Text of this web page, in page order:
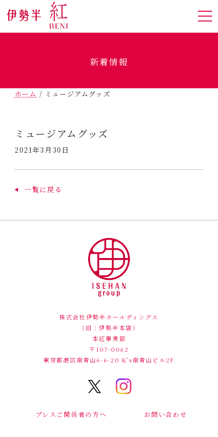
新着情報
ホーム / ミュージアムグッズ
ミュージアムグッズ
2021年3月30日
一覧に戻る
株式会社伊勢半ホールディングス
（旧：伊勢半本店）
本紅事業部
〒107-0062
東京都港区南青山6-6-20 K's南青山ビル2F
プレスご関係者の方へ お問い合わせ